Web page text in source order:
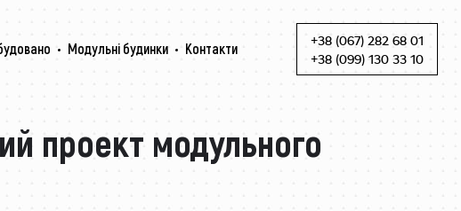
Модульні будинки Контакти Skip to content
+38 (067) 282 68 01
+38 (099) 130 33 10
проект модульного